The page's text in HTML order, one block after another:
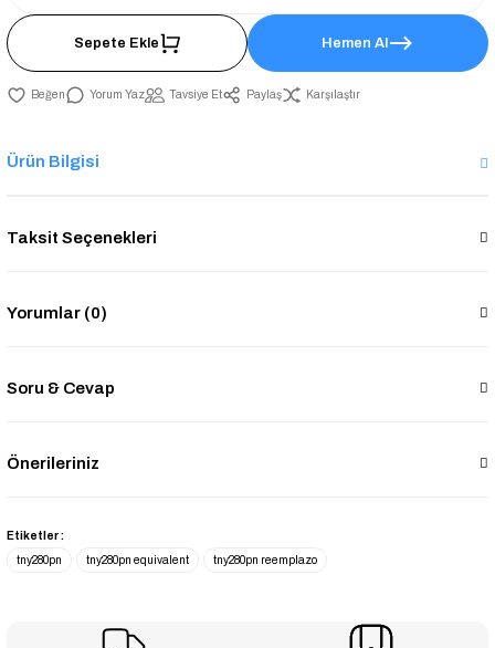
Sepete Ekle Hemen Al
Yorum Yaz Tavsiye Et Paylaş Karşılaştır
Ürün Bilgisi
Taksit Seçenekleri
Yorumlar (0)
Soru & Cevap
Önerileriniz
Etiketler :
tny280pn
tny280pn equivalent tny280pn reemplazo